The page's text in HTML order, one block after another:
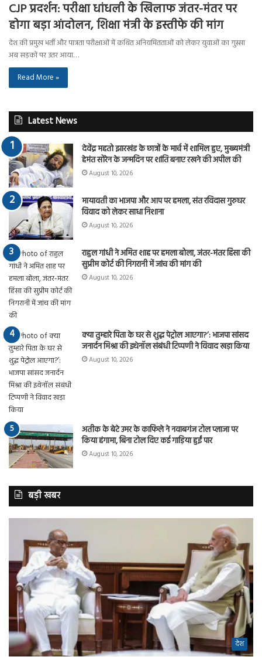
CJP प्रदर्शन: परीक्षा धांधली के खिलाफ जंतर-मंतर पर
होगा बड़ा आंदोलन, शिक्षा मंत्री के इस्तीफे की मांग
देश की प्रमुख भर्ती और पात्रता परीक्षाओं में कथित अनियमितताओं को लेकर युवाओं का गुस्सा
अब सड़कों पर उतर आया…
Read More »
Latest News
देवेंद्र महतो झारखंड के छात्रों के मार्च में शामिल हुए, मुख्यमंत्री
हेमंत सोरेन के जन्मदिन पर शांति बनाए रखने की अपील की
August 10, 2026
मायावती का भाजपा और आप पर हमला, संत रविदास गुरुघर
विवाद को लेकर साधा निशाना
August 10, 2026
राहुल गांधी ने अमित शाह पर हमला बोला, जंतर-मंतर हिंसा की
सुप्रीम कोर्ट की निगरानी में जांच की मांग की
August 10, 2026
क्या तुम्हारे पिता के घर से शुद्ध पेट्रोल आएगा?’: भाजपा सांसद
जनार्दन मिश्रा की इथेनॉल संबंधी टिप्पणी ने विवाद खड़ा किया
August 10, 2026
अतीक के बेटे उमर के काफिले ने नवाबगंज टोल प्लाजा पर
किया हंगामा, बिना टोल दिए कई गाड़िया हुईं पार
August 10, 2026
बड़ी खबर
देश